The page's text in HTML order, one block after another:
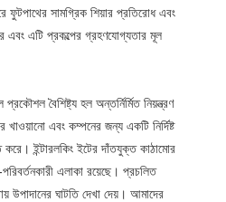
ফুটপাথের সামগ্রিক শিয়ার প্রতিরোধ এবং
এবং এটি প্রকল্পের গ্রহণযোগ্যতার মূল
বৈশিষ্ট্য হল অন্তর্নির্মিত নিয়ন্ত্রণ
খাওয়ানো এবং কম্পনের জন্য একটি নির্দিষ্ট
ইন্টারলকিং ইটের দাঁতযুক্ত কাঠামোর
এলাকা রয়েছে। প্রচলিত
উপাদানের ঘাটতি দেখা দেয়। আমাদের